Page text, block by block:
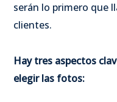
serán lo primero que
clientes.
Hay tres aspectos
elegir las fotos: